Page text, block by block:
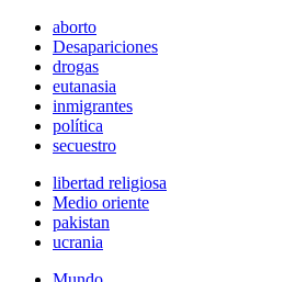
aborto
Desapariciones
drogas
eutanasia
inmigrantes
política
secuestro
libertad religiosa
Medio oriente
pakistan
ucrania